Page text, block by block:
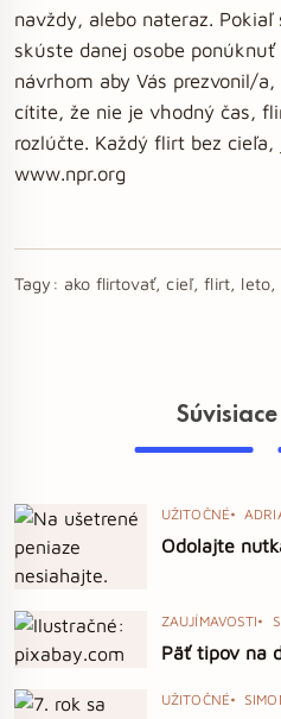
navždy, alebo nateraz.
skúste danej osobe ponúknuť
návrhom aby Vás prezvonil/
cítite, že nie je vhodný čas,
rozlúčte. Každý flirt bez
www.npr.org
Tagy: ako flirtovať, cieľ, flirt, leto,
UŽITOČNÉ
Odolajte
ZAUJÍMAVOSTI
Päť tipov na
UŽITOČNÉ